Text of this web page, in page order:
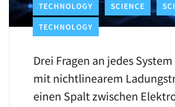
TECHNOLOGY SCIENCE
TECHNOLOGY
Drei Fragen an jedes System
mit nichtlinearem
einen Spalt zwischen